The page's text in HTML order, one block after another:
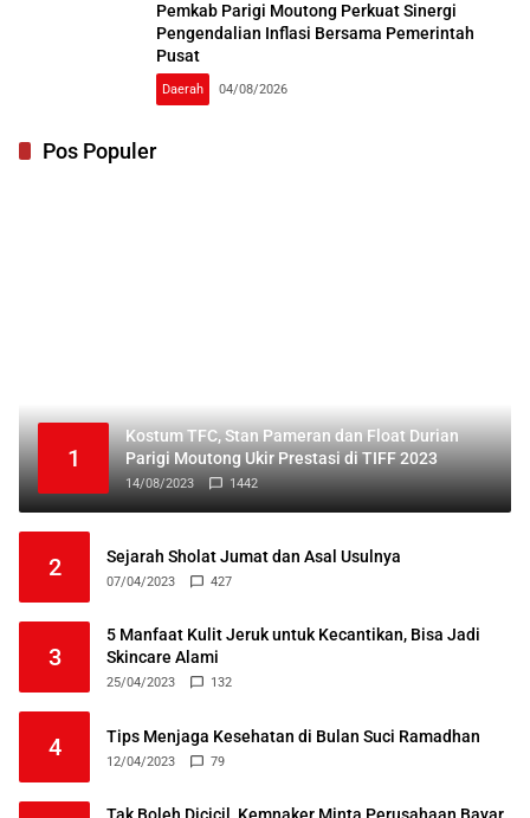
Pemkab Parigi Moutong Perkuat Sinergi
Pengendalian Inflasi Bersama Pemerintah
Pusat
Daerah 04/08/2026
Pos Populer
1
Kostum TFC, Stan Pameran dan Float Durian
Parigi Moutong Ukir Prestasi di TIFF 2023
14/08/2023 1442
2 Sejarah Sholat Jumat dan Asal Usulnya
07/04/2023 427
3
5 Manfaat Kulit Jeruk untuk Kecantikan, Bisa Jadi
Skincare Alami
25/04/2023 132
4 Tips Menjaga Kesehatan di Bulan Suci Ramadhan
12/04/2023 79